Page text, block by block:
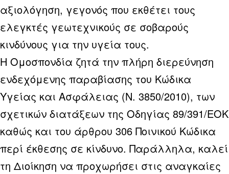
αξιολόγηση, γεγονός που εκθέτει τους
ελεγκτές γεωτεχνικούς σε σοβαρούς
κινδύνους για την υγεία τους.
Η Ομοσπονδία ζητά την πλήρη διερεύνηση
ενδεχόμενης παραβίασης του Κώδικα
Υγείας και Ασφάλειας (Ν. 3850/2010), των
σχετικών διατάξεων της Οδηγίας 89/391/ΕΟΚ
καθώς και του άρθρου 306 Ποινικού Κώδικα
περί έκθεσης σε κίνδυνο. Παράλληλα, καλεί
τη Διοίκηση να προχωρήσει στις αναγκαίες